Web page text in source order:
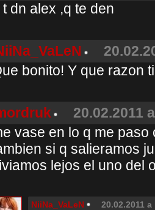
t dn alex ,q te den
bonito! Y que razon
20.02.2011
vase en lo q me
si q salieramos
lejos el uno del
NiiNa_VaLeN
20.02.2011